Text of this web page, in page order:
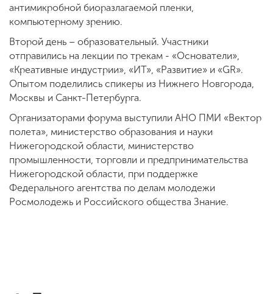
антимикробной биоразлагаемой пленки,
компьютерному зрению.
Второй день – образовательный. Участники
отправились на лекции по трекам - «Основатели»,
«Креативные индустрии», «ИТ», «Развитие» и «GR».
Опытом поделились спикеры из Нижнего Новгорода,
Москвы и Санкт-Петербурга.
Организаторами форума выступили АНО ПМИ «Вектор
полета», министерство образования и науки
Нижегородской области, министерство
промышленности, торговли и предпринимательства
Нижегородской области, при поддержке
Федерального агентства по делам молодежи
Росмолодежь и Российского общества Знание.